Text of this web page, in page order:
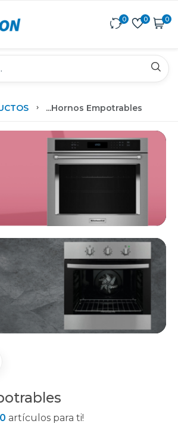
0 0 0
...Hornos Empotrables
artículos para ti!